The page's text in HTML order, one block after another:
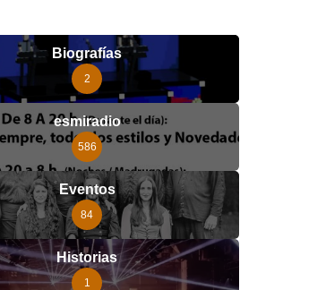
Biografías
2
esmiradio
586
Eventos
84
Historias
1